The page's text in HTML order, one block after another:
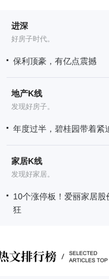
进深
好房子时代。
保利顶豪，有亿点震撼
地产K线
发现好房子。
年度过半，碧桂园带着紧
家居K线
发现好家居。
10个涨停板！爱丽家居股
狂